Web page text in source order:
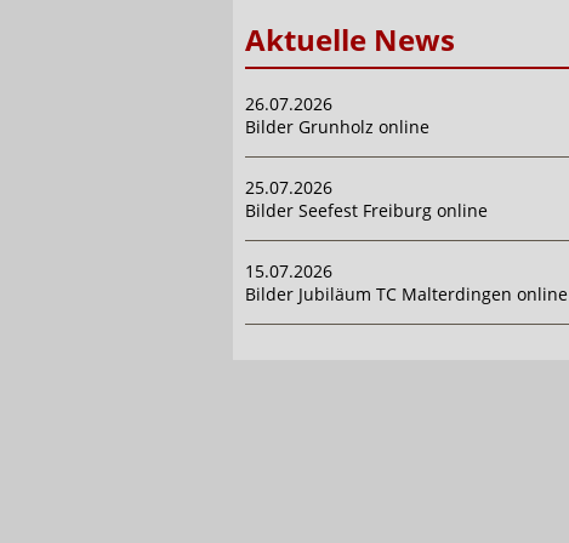
Aktuelle News
26.07.2026
Bilder Grunholz online
25.07.2026
Bilder Seefest Freiburg online
15.07.2026
Bilder Jubiläum TC Malterdingen online